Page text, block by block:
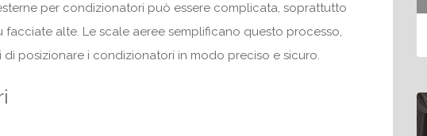
per condizionatori può essere complicata, soprattutto
facciate alte. Le scale aeree semplificano questo processo,
posizionare i condizionatori in modo preciso e sicuro.